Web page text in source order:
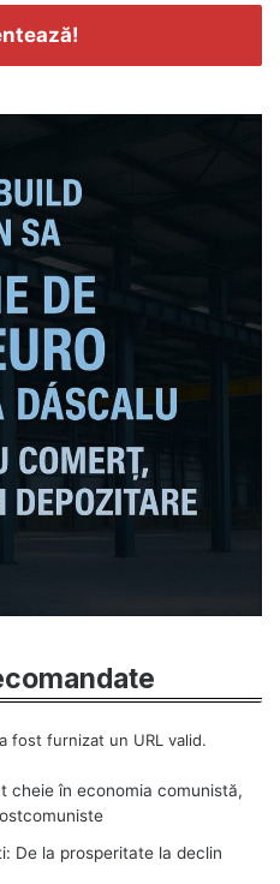
fost furnizat un URL valid.
cheie în economia comunistă,
De la prosperitate la declin